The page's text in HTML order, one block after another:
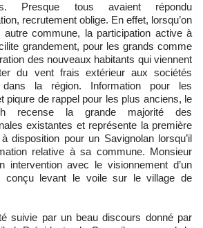
Presque tous avaient répondu
recrutement oblige. En effet, lorsqu’on
autre commune, la participation active à
grandement, pour les grands comme
des nouveaux habitants qui viennent
du vent frais extérieur aux sociétés
dans la région. Information pour les
piqure de rappel pour les plus anciens, le
recense la grande majorité des
existantes et représente la première
disposition pour un Savignolan lorsqu’il
relative à sa commune. Monsieur
intervention avec le visionnement d’un
conçu levant le voile sur le village de
suivie par un beau discours donné par